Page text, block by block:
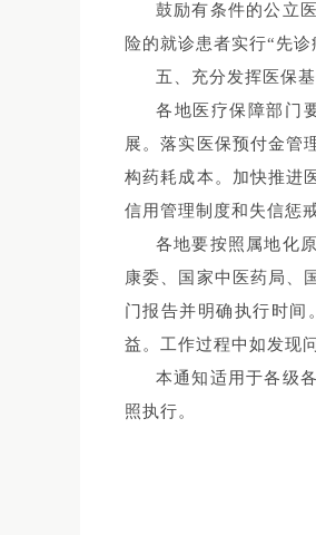
鼓励有条件的公立
险的就诊患者实行“先
五、充分发挥医保
各地医疗保障部门
展。落实医保预付金管
构药耗成本。加快推进
信用管理制度和失信惩
各地要按照属地化
康委、国家中医药局、
门报告并明确执行时间
益。工作过程中如发现
本通知适用于各级
照执行。